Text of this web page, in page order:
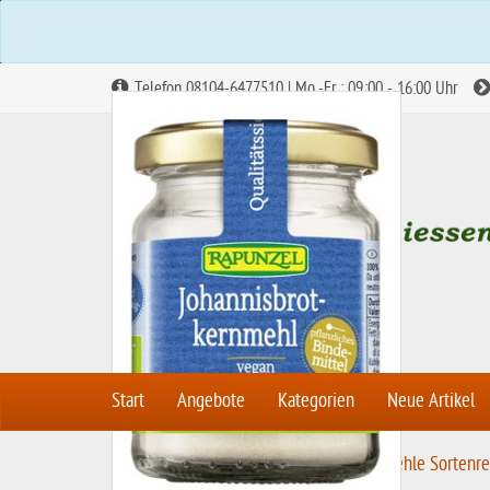
Telefon 08104-6477510 | Mo.-Fr.: 09:00 - 16:00 Uhr
Start Angebote Kategorien Neue Artikel
S
Mehle & Backmischungen Mehle